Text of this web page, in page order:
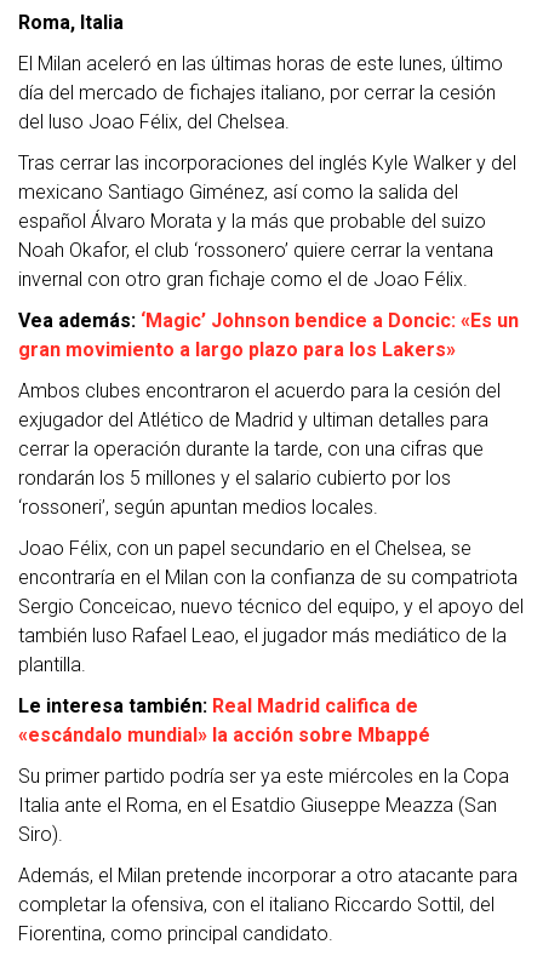
Roma, Italia
El Milan aceleró en las últimas horas de este lunes, último
día del mercado de fichajes italiano, por cerrar la cesión
del luso Joao Félix, del Chelsea.
Tras cerrar las incorporaciones del inglés Kyle Walker y del
mexicano Santiago Giménez, así como la salida del
español Álvaro Morata y la más que probable del suizo
Noah Okafor, el club ‘rossonero’ quiere cerrar la ventana
invernal con otro gran fichaje como el de Joao Félix.
Vea además: ‘Magic’ Johnson bendice a Doncic: «Es un
gran movimiento a largo plazo para los Lakers»
Ambos clubes encontraron el acuerdo para la cesión del
exjugador del Atlético de Madrid y ultiman detalles para
cerrar la operación durante la tarde, con una cifras que
rondarán los 5 millones y el salario cubierto por los
‘rossoneri’, según apuntan medios locales.
Joao Félix, con un papel secundario en el Chelsea, se
encontraría en el Milan con la confianza de su compatriota
Sergio Conceicao, nuevo técnico del equipo, y el apoyo del
también luso Rafael Leao, el jugador más mediático de la
plantilla.
Le interesa también: Real Madrid califica de
«escándalo mundial» la acción sobre Mbappé
Su primer partido podría ser ya este miércoles en la Copa
Italia ante el Roma, en el Esatdio Giuseppe Meazza (San
Siro).
Además, el Milan pretende incorporar a otro atacante para
completar la ofensiva, con el italiano Riccardo Sottil, del
Fiorentina, como principal candidato.